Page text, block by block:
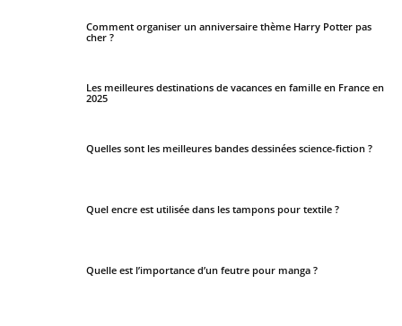
Comment organiser un anniversaire thème Harry Potter pas
cher ?
Les meilleures destinations de vacances en famille en France en
2025
Quelles sont les meilleures bandes dessinées science-fiction ?
Quel encre est utilisée dans les tampons pour textile ?
Quelle est l’importance d’un feutre pour manga ?